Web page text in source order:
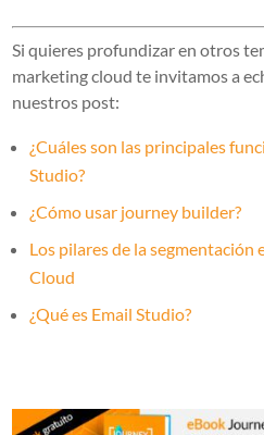
Si quieres profundizar en otros
marketing cloud te invitamos a
nuestros post:
¿Cuáles son las principales
Studio?
¿Cómo usar journey builder?
Los pilares de la segmentación
Cloud
¿Qué es Email Studio?